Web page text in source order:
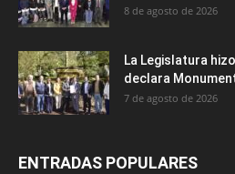
8 de agosto de 2026
La Legislatura
declara
7 de agosto de 2026
ENTRADAS POPULARES